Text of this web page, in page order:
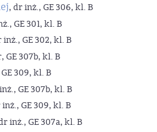
, dr inż., GE 306, kl. B
GE 301, kl. B
inż., GE 302, kl. B
GE 307b, kl. B
309, kl. B
GE 307b, kl. B
inż., GE 309, kl. B
inż., GE 307a, kl. B